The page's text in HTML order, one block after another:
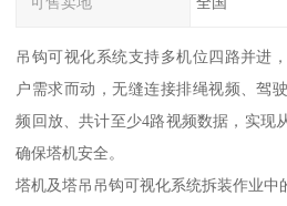
吊钩可视化系统支持多机位四路并进
户需求而动，无缝连接排绳视频、驾
频回放、共计至少4路视频数据，实现
确保塔机安全。
塔机及塔吊吊钩可视化系统拆装作业中